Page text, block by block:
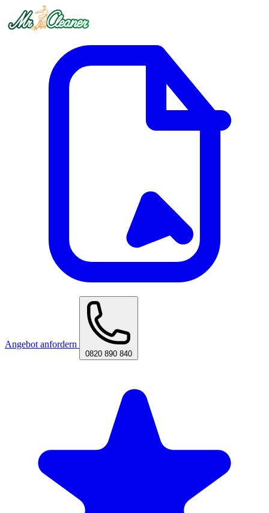
Angebot anfordern
0820 890 840